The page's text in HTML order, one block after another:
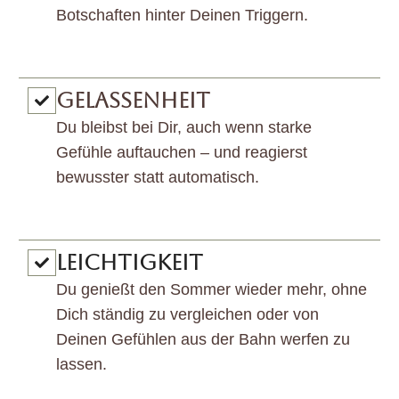
Botschaften hinter Deinen Triggern.
GELASSENHEIT
Du bleibst bei Dir, auch wenn starke
Gefühle auftauchen – und reagierst
bewusster statt automatisch.
LEICHTIGKEIT
Du genießt den Sommer wieder mehr, ohne
Dich ständig zu vergleichen oder von
Deinen Gefühlen aus der Bahn werfen zu
lassen.